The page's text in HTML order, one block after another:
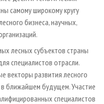
самому широкому кругу
бизнеса, научных,
лесных субъектов страны
специалистов отрасли.
векторы развития лесного
ближайшем будущем. Участие
специалистов